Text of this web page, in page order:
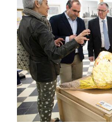
didáctica,
herramienta.